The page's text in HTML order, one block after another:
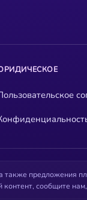
предложения
сообщите